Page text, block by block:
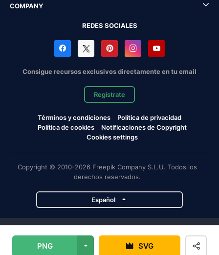
PNG SVG
COMPANY
REDES SOCIALES
Consigue recursos exclusivos directamente en tu email
Regístrate
Términos y condiciones
Política de privacidad
Política de cookies
Notificaciones de Copyright
Cookies settings
Copyright © 2010-2026 Freepik Company S.L.U. Todos los
derechos reservados.
Español